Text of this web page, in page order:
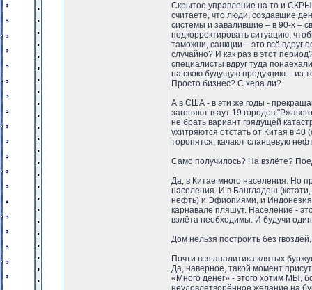
Скрытое управление на то и
считаете, что люди, создавшие
системы и завалившие – в 90-х –
подкорректировать ситуацию,
таможни, санкции – это всё вдруг
случайно? И как раз в этот
специалисты вдруг туда
на свою будущую продукцию – из
Просто бизнес? С хера ли?
А в США - в эти же годы -
загоняют в аут 19 городов
не брать вариант грядущей
ухитряются отстать от Китая в 40
торопятся, качают сланцевую
Само получилось? На взлёте?
Да, в Китае много населения. Но
населения. И в Бангладеш
нефть) и Эфиопиями, и
карнавале пляшут. Население -
взлёта необходимы. И будучи
Дом нельзя построить без
Почти вся аналитика клятых
Да, наверное, такой момент
«Много денег» - этого хотим МЫ,
неудовлетворённое желание на